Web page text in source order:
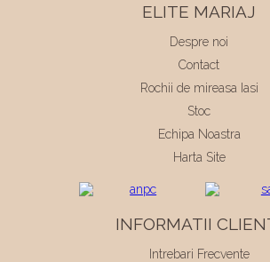
ELITE MARIAJ
Despre noi
Contact
Rochii de mireasa Iasi
Stoc
Echipa Noastra
Harta Site
INFORMATII
Intrebari Frecvente